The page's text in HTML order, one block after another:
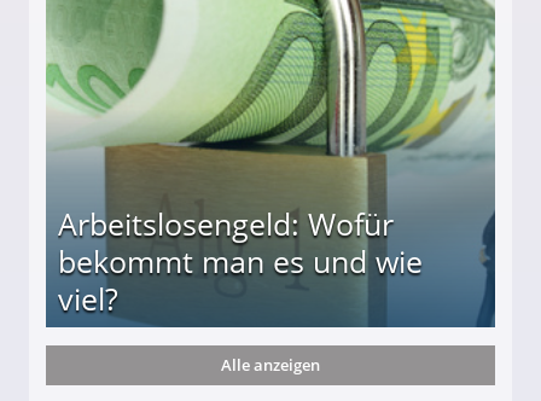
Arbeitslosengeld: Wofür
bekommt man es und wie
viel?
und wie viel?
Alle anzeigen